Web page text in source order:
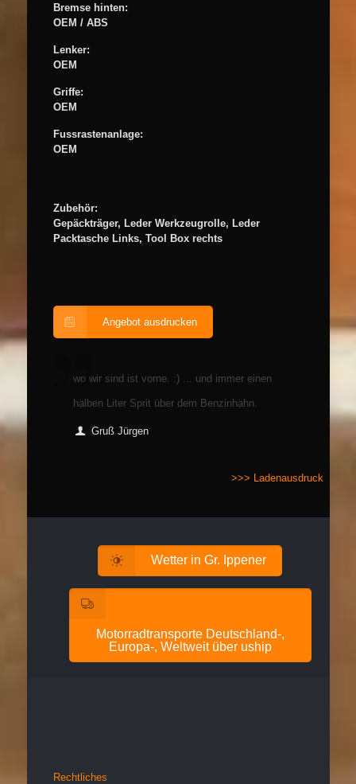
Bremse hinten:
OEM / ABS
Lenker:
OEM
Griffe:
OEM
Fussrastenanlage:
OEM
Zubehör:
Gepäckträger, Leder Werkzeugrolle, Leder
Packtasche Links, Tool Box rechts
Angebot ausdrucken
wo wir sind ist vorne. :) ... und immer einen
halben Liter Sprit über dem Benzinhahn.
Gruß Jürgen
>>> Ladenausdruck
Wetter in Gr. Ippener
Motorradtransporte Deutschland-,
Europa-, Weltweit über uship
Rechtliches